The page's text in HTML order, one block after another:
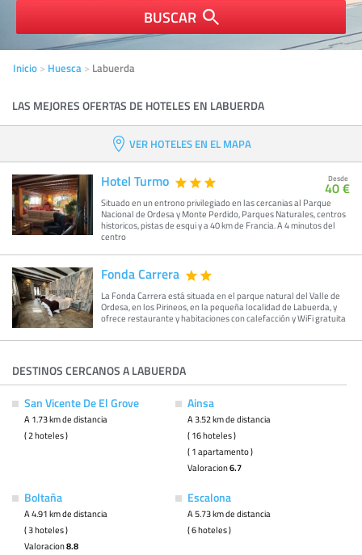
BUSCAR
Inicio Huesca Labuerda
LAS MEJORES OFERTAS DE HOTELES EN LABUERDA
VER HOTELES EN EL MAPA
Hotel Turmo
Situado en un entrono privilegiado en las cercanias al Parque
Nacional de Ordesa y Monte Perdido, Parques Naturales, centros
historicos, pistas de esqui y a 40 km de Francia. A 4 minutos del
centro
Desde
40 €
Fonda Carrera
La Fonda Carrera está situada en el parque natural del Valle de
Ordesa, en los Pirineos, en la pequeña localidad de Labuerda, y
ofrece restaurante y habitaciones con calefacción y WiFi gratuita
DESTINOS CERCANOS A LABUERDA
San Vicente De El Grove
A 1.73 km de distancia
( 2 hoteles )
Ainsa
A 3.52 km de distancia
( 16 hoteles )
( 1 apartamento )
Valoracion6.7
Boltaña
A 4.91 km de distancia
( 3 hoteles )
Valoracion8.8
Escalona
A 5.73 km de distancia
( 6 hoteles )